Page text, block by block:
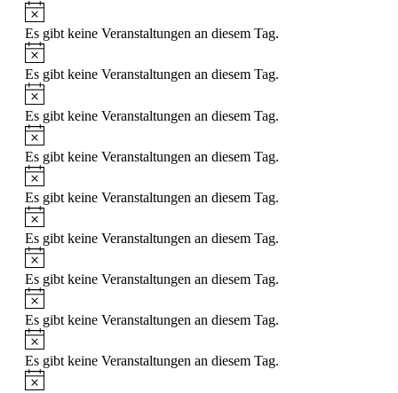
Hinweis
Es gibt keine Veranstaltungen an diesem Tag.
Hinweis
Es gibt keine Veranstaltungen an diesem Tag.
Hinweis
Es gibt keine Veranstaltungen an diesem Tag.
Hinweis
Es gibt keine Veranstaltungen an diesem Tag.
Hinweis
Es gibt keine Veranstaltungen an diesem Tag.
Hinweis
Es gibt keine Veranstaltungen an diesem Tag.
Hinweis
Es gibt keine Veranstaltungen an diesem Tag.
Hinweis
Es gibt keine Veranstaltungen an diesem Tag.
Hinweis
Es gibt keine Veranstaltungen an diesem Tag.
Hinweis